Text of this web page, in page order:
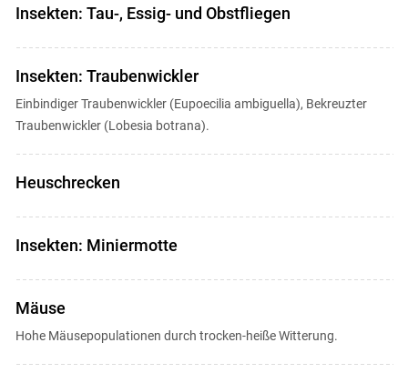
Insekten: Tau-, Essig- und Obstfliegen
Insekten: Traubenwickler
Einbindiger Traubenwickler (Eupoecilia ambiguella), Bekreuzter
Traubenwickler (Lobesia botrana).
Heuschrecken
Insekten: Miniermotte
Mäuse
Hohe Mäusepopulationen durch trocken-heiße Witterung.